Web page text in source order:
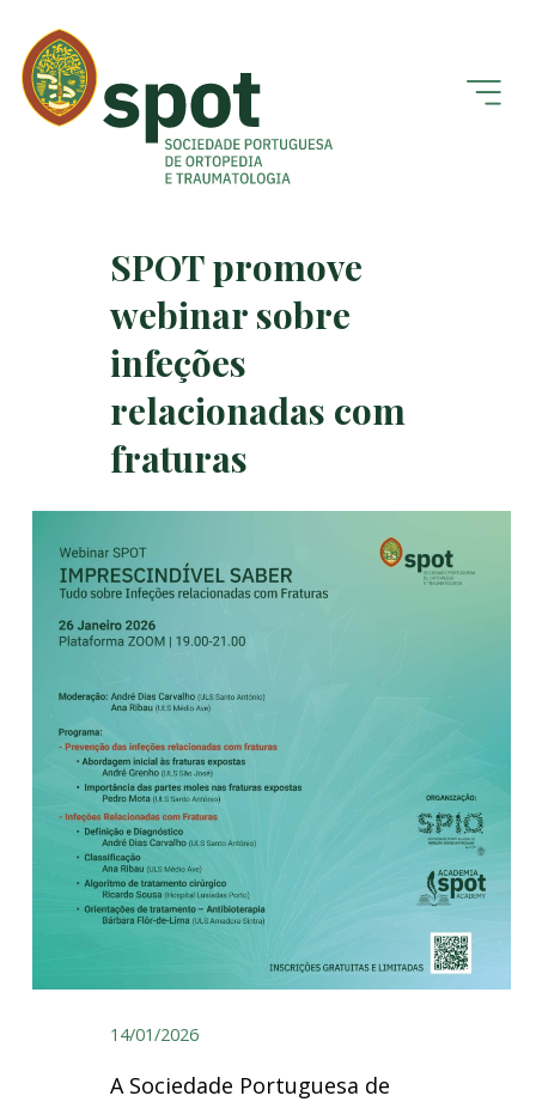
SPOT promove
webinar sobre
infeções
relacionadas com
fraturas
14/01/2026
A Sociedade Portuguesa de